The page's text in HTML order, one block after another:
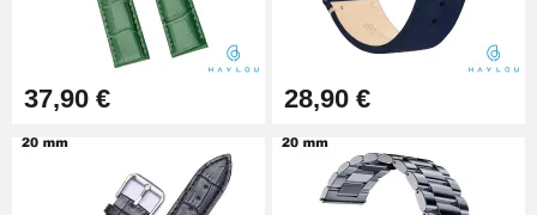
37,90 € 28,90 €